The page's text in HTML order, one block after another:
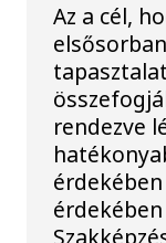
Az a cél,
rendezve